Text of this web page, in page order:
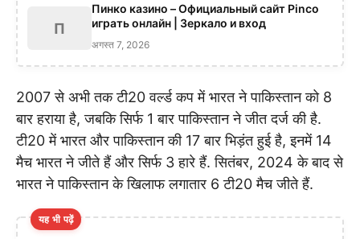
П
Пинко казино – Официальный сайт Pinco
играть онлайн | Зеркало и вход
अगस्त 7, 2026
2007 से अभी तक टी20 वर्ल्ड कप में भारत ने पाकिस्तान को 8
बार हराया है, जबकि सिर्फ 1 बार पाकिस्तान ने जीत दर्ज की है.
टी20 में भारत और पाकिस्तान की 17 बार भिड़ंत हुई है, इनमें 14
मैच भारत ने जीते हैं और सिर्फ 3 हारे हैं. सितंबर, 2024 के बाद से
भारत ने पाकिस्तान के खिलाफ लगातार 6 टी20 मैच जीते हैं.
यह भी पढ़ें